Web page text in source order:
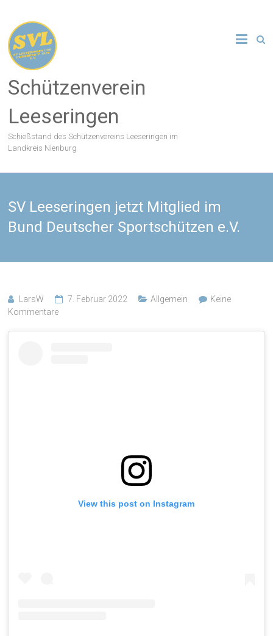
springen
Schützenverein
Leeseringen
Schießstand des Schützenvereins Leeseringen im
Landkreis Nienburg
SV Leeseringen jetzt Mitglied im
Bund Deutscher Sportschützen e.V.
LarsW 7. Februar 2022 Allgemein
Keine
Kommentare
View this post on Instagram